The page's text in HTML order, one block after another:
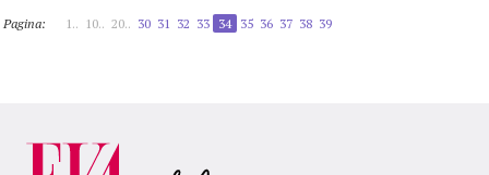
Pagina: 1.. 10.. 20.. 30 31 32 33 34 35 36 37 38 39